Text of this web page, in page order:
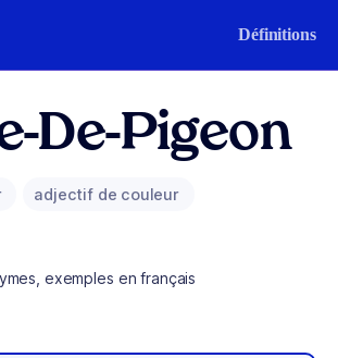
Définitions
De-Pigeon
adjectif de couleur
exemples en français